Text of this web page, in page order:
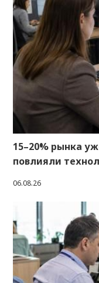
15–20% рынка
повлияли
06.08.26